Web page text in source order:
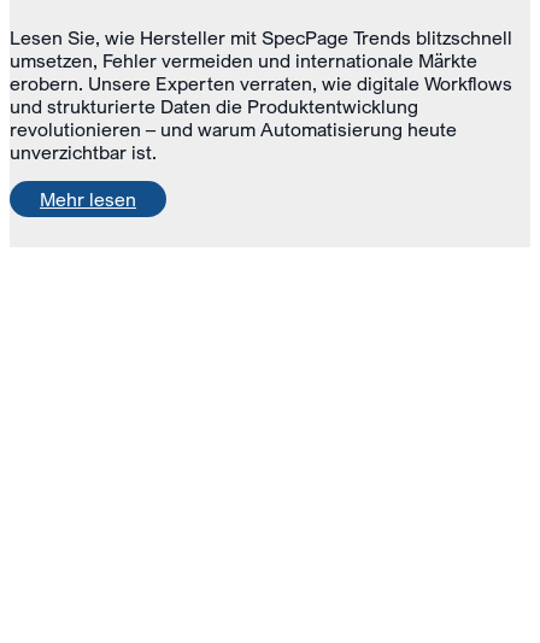
Lesen Sie, wie Hersteller mit SpecPage Trends blitzschnell
umsetzen, Fehler vermeiden und internationale Märkte
erobern. Unsere Experten verraten, wie digitale Workflows
und strukturierte Daten die Produktentwicklung
revolutionieren – und warum Automatisierung heute
unverzichtbar ist.
Mehr lesen